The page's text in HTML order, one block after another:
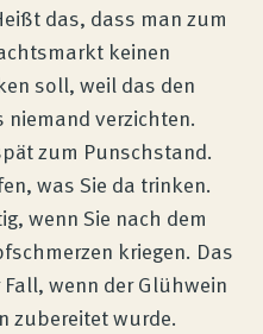
das, dass man zum
keinen
soll, weil das den
verzichten.
zum Punschstand.
was Sie da trinken.
wenn Sie nach dem
kriegen. Das
wenn der Glühwein
zubereitet wurde.